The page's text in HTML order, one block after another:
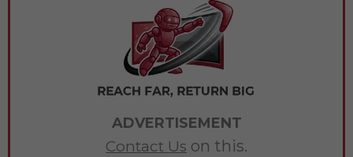
ADVERTISEMENT
Contact Us on this.